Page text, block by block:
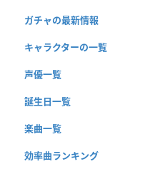
ガチャの最新情報
キャラクターの一覧
声優一覧
誕生日一覧
楽曲一覧
効率曲ランキング